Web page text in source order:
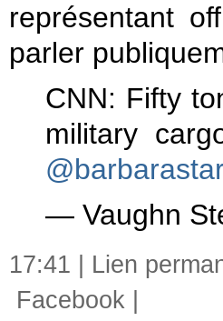
représentant
parler
CNN: Fifty
military
— Vaughn
17:41 | Lien
Facebook